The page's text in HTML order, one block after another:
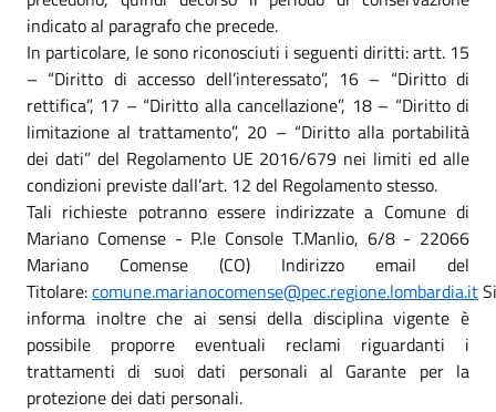
indicato al paragrafo che precede.
In particolare, le sono riconosciuti i seguenti diritti: artt. 15
– “Diritto di accesso dell’interessato”, 16 – “Diritto di
rettifica”, 17 – “Diritto alla cancellazione”, 18 – “Diritto di
limitazione al trattamento”, 20 – “Diritto alla portabilità
dei dati” del Regolamento UE 2016/679 nei limiti ed alle
condizioni previste dall’art. 12 del Regolamento stesso.
Tali richieste potranno essere indirizzate a Comune di
Mariano Comense - P.le Console T.Manlio, 6/8 - 22066
Mariano Comense (CO) Indirizzo email del
Titolare:comune.marianocomense@pec.regione.lombardia.itSi
informa inoltre che ai sensi della disciplina vigente è
possibile proporre eventuali reclami riguardanti i
trattamenti di suoi dati personali al Garante per la
protezione dei dati personali.